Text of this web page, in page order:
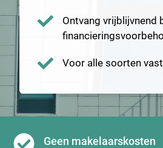
Ontvang vrijblijvnend
Voor alle soorten
Geen makelaarskosten